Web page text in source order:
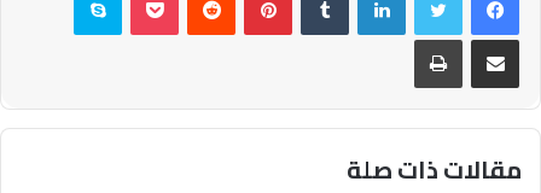
مشاركة عبر البريد طباعة
مقالات ذات صلة